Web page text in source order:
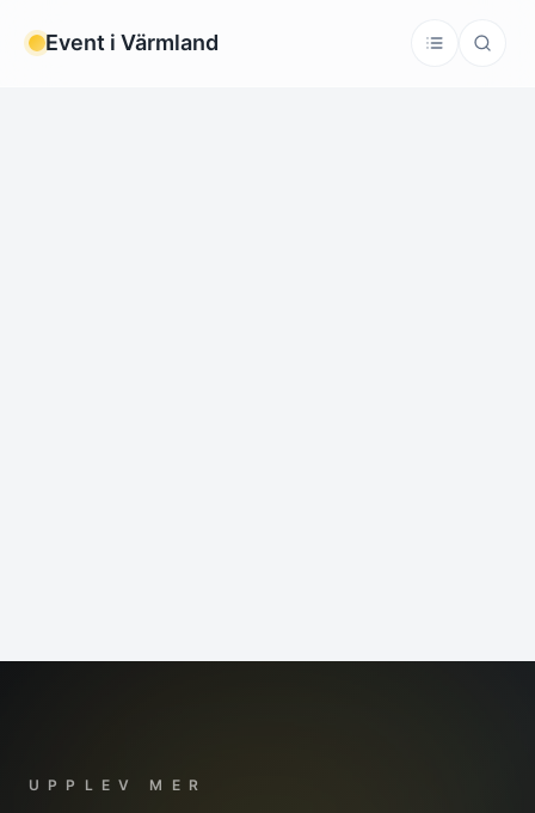
Event i Värmland
UPPLEV MER